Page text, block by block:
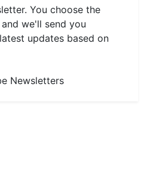
You choose the
we'll send you
updates based on
Newsletters